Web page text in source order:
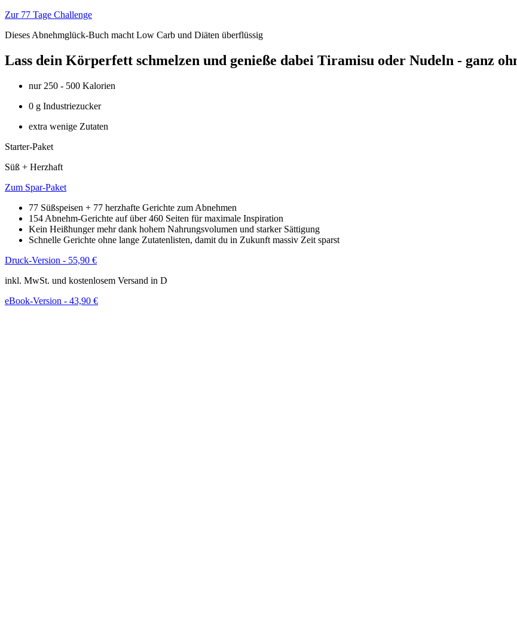
Zur 77 Tage Challenge
Dieses Abnehmglück-Buch macht Low Carb und Diäten überflüssig
Lass dein Körperfett schmelzen und genieße dabei Tiramisu oder Nudeln - ganz
nur 250 - 500 Kalorien
0 g Industriezucker
extra wenige Zutaten
Starter-Paket
Süß + Herzhaft
Zum Spar-Paket
77 Süßspeisen + 77 herzhafte Gerichte zum Abnehmen
154 Abnehm-Gerichte auf über 460 Seiten für maximale Inspiration
Kein Heißhunger mehr dank hohem Nahrungsvolumen und starker Sättigung
Schnelle Gerichte ohne lange Zutatenlisten, damit du in Zukunft massiv Zeit sparst
Druck-Version - 55,90 €
inkl. MwSt. und kostenlosem Versand in D
eBook-Version - 43,90 €